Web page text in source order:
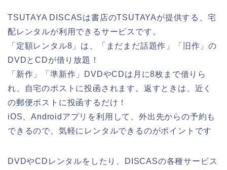
TSUTAYA DISCASは書店のTSUTAYAが提供する、宅
配レンタルが利用できるサービスです。
「定額レンタル8」は、「まだまだ話題作」「旧作」の
DVDとCDが借り放題！
「新作」「準新作」DVDやCDは月に8枚まで借りら
れ、自宅のポストに投函されます。返すときは、近く
の郵便ポストに投函するだけ！
iOS、Androidアプリを利用して、外出先からの予約も
できるので、気軽にレンタルできるのがポイントです
DVDやCDレンタルをしたり、DISCASの各種サービス